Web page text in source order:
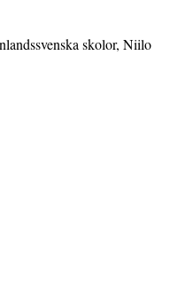
skolor, Niilo